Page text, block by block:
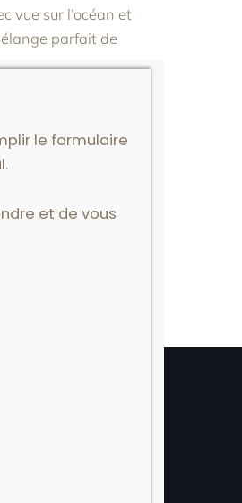
vue sur l’océan et
parfait de
dans mes
tout en souhaitant
le formulaire
et de vous